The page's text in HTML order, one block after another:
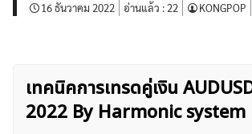
16 ธันวาคม 2022 อ่านแล้ว :22 KONGPOP
เทคนิคการเทรดคู่เงิน
2022 By Harmonic system